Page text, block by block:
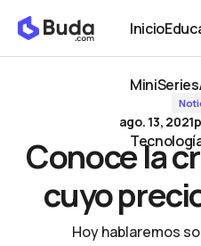
Inicio
Inicio
MiniSeries
MiniSeries
Conoce la criptomoneda cuyo
ago. 13, 2021
Conoce la
cuyo
Hoy hablaremos